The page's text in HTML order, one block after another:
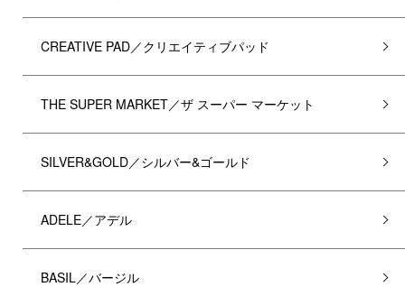
CREATIVE PAD／クリエイティブパッド
THE SUPER MARKET／ザ スーパー マーケット
SILVER&GOLD／シルバー&ゴールド
ADELE／アデル
BASIL／バージル